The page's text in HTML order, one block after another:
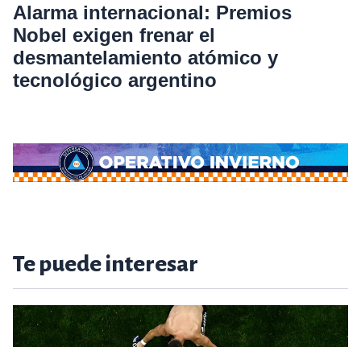
Alarma internacional: Premios
Nobel exigen frenar el
desmantelamiento atómico y
tecnológico argentino
Te puede interesar